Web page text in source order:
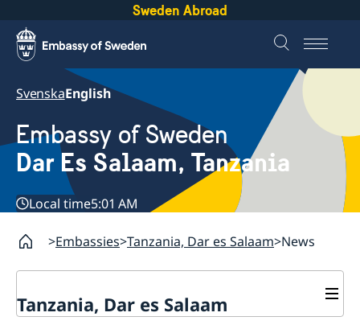
Sweden Abroad
SvenskaEnglish
Embassy of Sweden
Dar Es Salaam, Tanzania
Local time5:01 AM
Embassies Tanzania, Dar es Salaam News
Tanzania, Dar es Salaam